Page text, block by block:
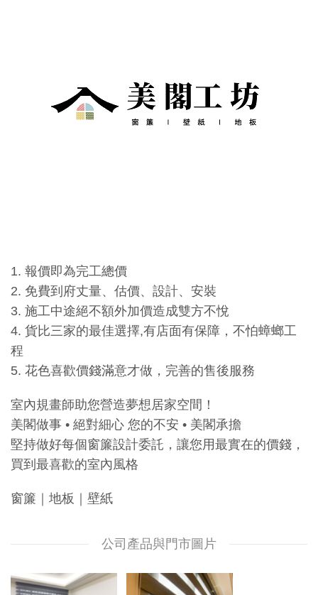
1. 報價即為完工總價
2. 免費到府丈量、估價、設計、安裝
3. 施工中途絕不額外加價造成雙方不悅
4. 貨比三家的最佳選擇,有店面有保障，不怕蟑螂工
程
5. 花色喜歡價錢滿意才做，完善的售後服務
室內規畫師助您營造夢想居家空間！
美閣做事 • 絕對細心 您的不安 • 美閣承擔
堅持做好每個窗簾設計委託，讓您⽤最實在的價錢，
買到最喜歡的室內風格
窗簾｜地板｜壁紙
公司產品與門市圖片